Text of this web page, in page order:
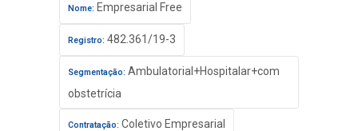
Nome: Empresarial Free
Registro: 482.361/19-3
Segmentação: Ambulatorial+Hospitalar+com
obstetrícia
Contratação: Coletivo Empresarial